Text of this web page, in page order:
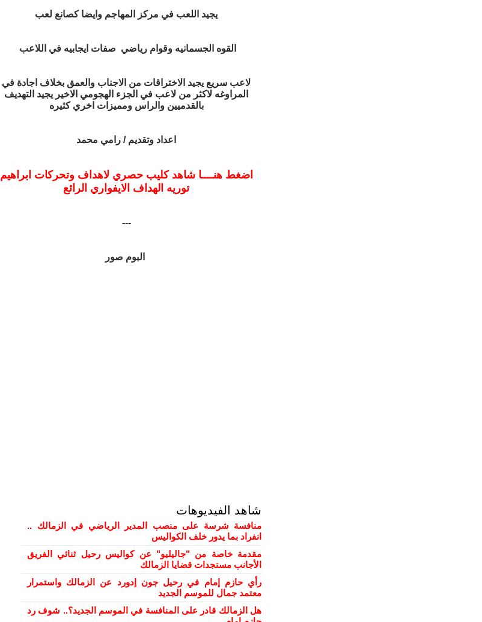
يجيد اللعب في مركز المهاجم وايضا كصانع لعب
القوه الجسمانيه وقوام رياضي صفات ايجابيه في اللاعب
لاعب سريع يجيد الاختراقات من الاجناب والعمق بخلاف اجادة في
المراوغه لاكثر من لاعب في الجزء الهجومي الاخير يجيد التهديف
بالقدميين والراس ومميزات اخري كثيره
اعداد وتقديم / رامي محمد
اضغط هنــــا شاهد كليب حصري لاهداف وتحركات ابراهيم
توريه الهداف الايفواري الرائع
---
البوم صور
شاهد الفيديوهات
منافسة شرسة على منصب المدير الرياضي في الزمالك ..
انفراد بما يدور خلف الكواليس
مقدمة خاصة من "جاليليو" عن كواليس رحيل ثنائي الفريق
الأجانب مستجدات قضايا الزمالك
رأي حازم إمام في رحيل جون إدورد عن الزمالك واستمرار
معتمد جمال للموسم الجديد
هل الزمالك قادر على المنافسة في الموسم الجديد؟.. شوف رد